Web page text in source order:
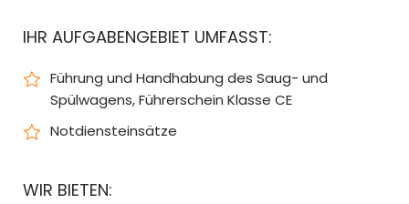
IHR AUFGABENGEBIET UMFASST:
Führung und Handhabung des Saug- und
Spülwagens, Führerschein Klasse CE
Notdiensteinsätze
WIR BIETEN: